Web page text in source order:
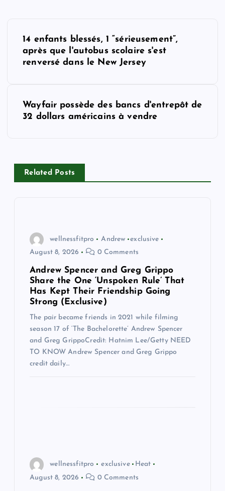
v
14 enfants blessés, 1 “sérieusement”,
après que l'autobus scolaire s'est
renversé dans le New Jersey
Wayfair possède des bancs d'entrepôt de
32 dollars américains à vendre
Related Posts
wellnessfitpro Andrew
exclusive
August 8, 2026
0 Comments
Andrew Spencer and Greg Grippo
Share the One ‘Unspoken Rule’ That
Has Kept Their Friendship Going
Strong (Exclusive)
The pair became friends in 2021 while filming
season 17 of ‘The Bachelorette’ Andrew Spencer
and Greg GrippoCredit: Hatnim Lee/Getty NEED
TO KNOW Andrew Spencer and Greg Grippo
credit daily…
wellnessfitpro exclusive
Heat
August 8, 2026
0 Comments